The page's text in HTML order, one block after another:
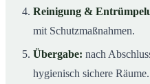
Reinigung &
mit Schutzmaßnahmen.
Übergabe: nach
hygienisch sichere Räume.